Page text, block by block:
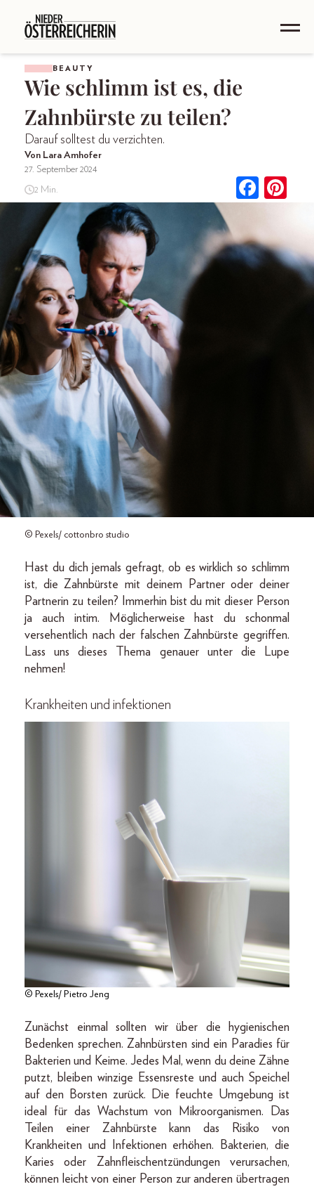
BEAUTY
Wie schlimm ist es, die
Zahnbürste zu teilen?
Darauf solltest du verzichten.
Von Lara Amhofer
27. September 2024
2 Min.
© Pexels/ cottonbro studio
Hast du dich jemals gefragt, ob es wirklich so schlimm
ist, die Zahnbürste mit deinem Partner oder deiner
Partnerin zu teilen? Immerhin bist du mit dieser Person
ja auch intim. Möglicherweise hast du schonmal
versehentlich nach der falschen Zahnbürste gegriffen.
Lass uns dieses Thema genauer unter die Lupe
nehmen!
Krankheiten und infektionen
© Pexels/ Pietro Jeng
Zunächst einmal sollten wir über die hygienischen
Bedenken sprechen. Zahnbürsten sind ein Paradies für
Bakterien und Keime. Jedes Mal, wenn du deine Zähne
putzt, bleiben winzige Essensreste und auch Speichel
auf den Borsten zurück. Die feuchte Umgebung ist
ideal für das Wachstum von Mikroorganismen. Das
Teilen einer Zahnbürste kann das Risiko von
Krankheiten und Infektionen erhöhen. Bakterien, die
Karies oder Zahnfleischentzündungen verursachen,
können leicht von einer Person zur anderen übertragen